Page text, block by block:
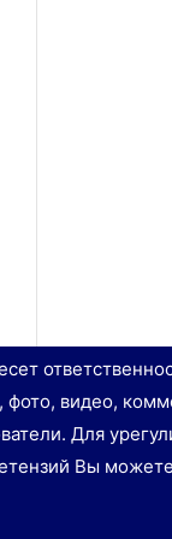
фото, видео,
Для
Вы можете